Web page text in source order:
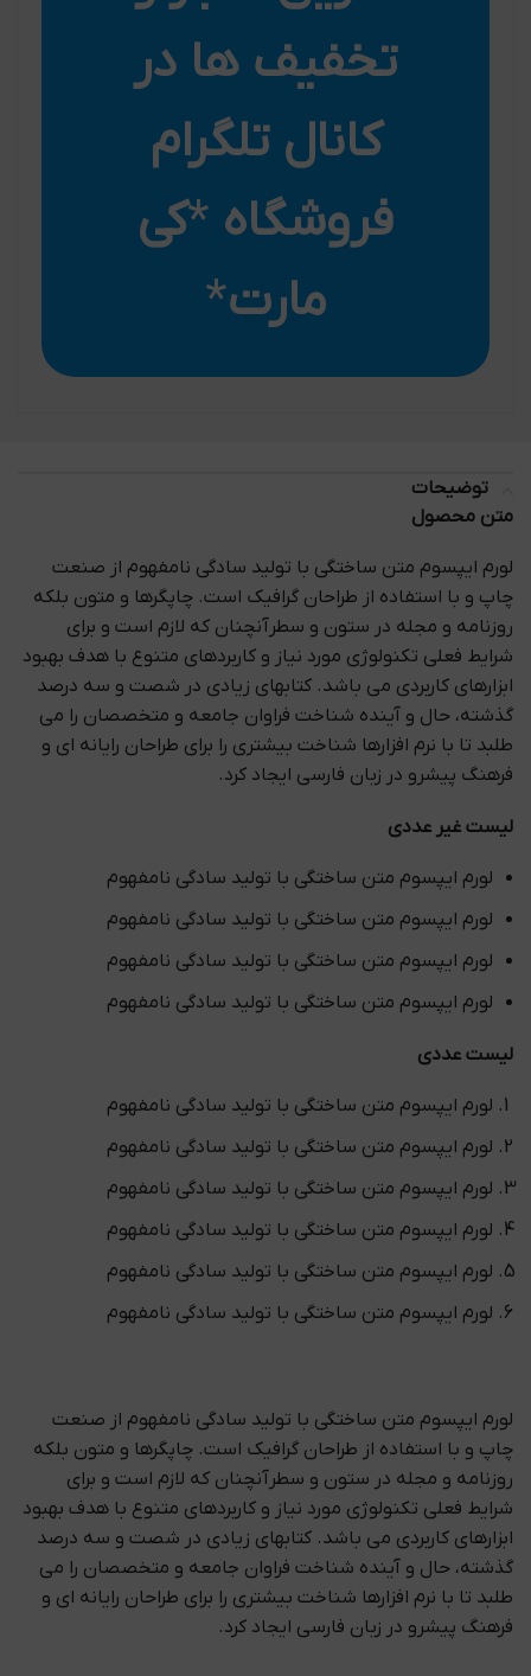
تخفیف ها در
کانال تلگرام
فروشگاه *کی
مارت*
توضیحات
متن محصول
لورم ایپسوم متن ساختگی با تولید سادگی نامفهوم از صنعت
چاپ و با استفاده از طراحان گرافیک است. چاپگرها و متون بلکه
روزنامه و مجله در ستون و سطرآنچنان که لازم است و برای
شرایط فعلی تکنولوژی مورد نیاز و کاربردهای متنوع با هدف بهبود
ابزارهای کاربردی می باشد. کتابهای زیادی در شصت و سه درصد
گذشته، حال و آینده شناخت فراوان جامعه و متخصصان را می
طلبد تا با نرم افزارها شناخت بیشتری را برای طراحان رایانه ای و
فرهنگ پیشرو در زبان فارسی ایجاد کرد.
لیست غیر عددی
لورم ایپسوم متن ساختگی با تولید سادگی نامفهوم
لورم ایپسوم متن ساختگی با تولید سادگی نامفهوم
لورم ایپسوم متن ساختگی با تولید سادگی نامفهوم
لورم ایپسوم متن ساختگی با تولید سادگی نامفهوم
لیست عددی
لورم ایپسوم متن ساختگی با تولید سادگی نامفهوم
لورم ایپسوم متن ساختگی با تولید سادگی نامفهوم
لورم ایپسوم متن ساختگی با تولید سادگی نامفهوم
لورم ایپسوم متن ساختگی با تولید سادگی نامفهوم
لورم ایپسوم متن ساختگی با تولید سادگی نامفهوم
لورم ایپسوم متن ساختگی با تولید سادگی نامفهوم
لورم ایپسوم متن ساختگی با تولید سادگی نامفهوم از صنعت
چاپ و با استفاده از طراحان گرافیک است. چاپگرها و متون بلکه
روزنامه و مجله در ستون و سطرآنچنان که لازم است و برای
شرایط فعلی تکنولوژی مورد نیاز و کاربردهای متنوع با هدف بهبود
ابزارهای کاربردی می باشد. کتابهای زیادی در شصت و سه درصد
گذشته، حال و آینده شناخت فراوان جامعه و متخصصان را می
طلبد تا با نرم افزارها شناخت بیشتری را برای طراحان رایانه ای و
فرهنگ پیشرو در زبان فارسی ایجاد کرد.